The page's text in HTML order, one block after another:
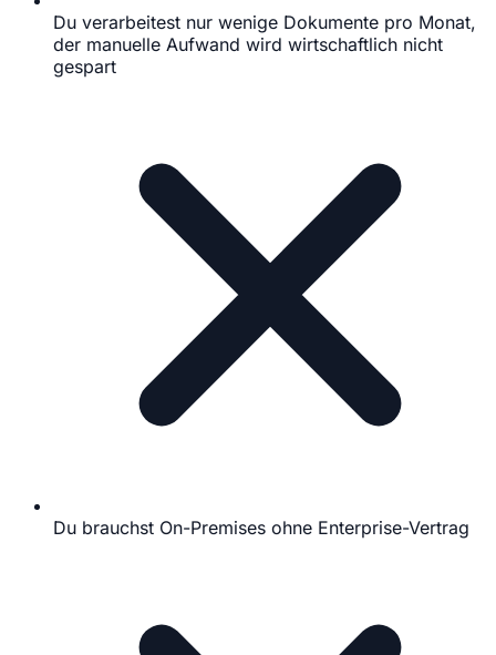
Du verarbeitest nur wenige Dokumente pro Monat,
der manuelle Aufwand wird wirtschaftlich nicht
gespart
Du brauchst On-Premises ohne Enterprise-Vertrag